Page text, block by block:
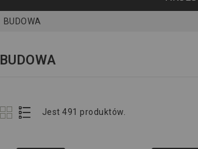
BUDOWA
BUDOWA
Jest 491 produktów.